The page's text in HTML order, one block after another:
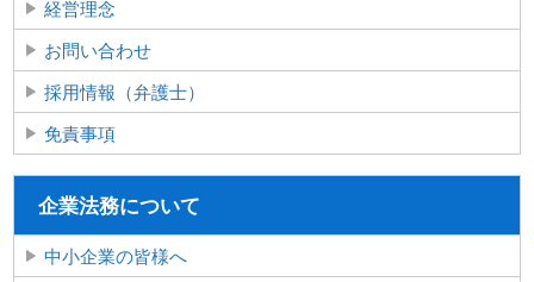
経営理念
お問い合わせ
採用情報（弁護士）
免責事項
企業法務について
中小企業の皆様へ